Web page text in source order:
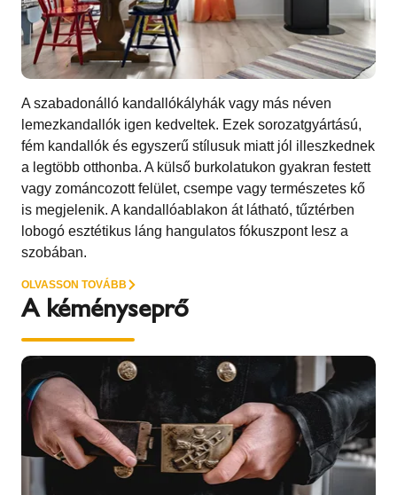
A szabadonálló kandallókályhák vagy más néven
lemezkandallók igen kedveltek. Ezek sorozatgyártású,
fém kandallók és egyszerű stílusuk miatt jól illeszkednek
a legtöbb otthonba. A külső burkolatukon gyakran festett
vagy zománcozott felület, csempe vagy természetes kő
is megjelenik. A kandallóablakon át látható, tűztérben
lobogó esztétikus láng hangulatos fókuszpont lesz a
szobában.
OLVASSON TOVÁBB
A kéményseprő